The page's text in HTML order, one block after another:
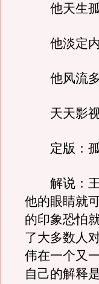
他天生孤
他淡定内
他风流多
天天影视
定版：孤
解说：王
他的眼睛就
的印象恐怕
了大多数人
伟在一个又
自己的解释